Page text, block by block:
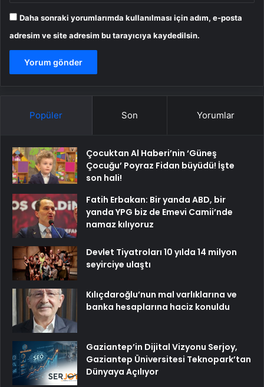
Daha sonraki yorumlarımda kullanılması için adım, e-posta
adresim ve site adresim bu tarayıcıya kaydedilsin.
Popüler Son Yorumlar
Çocuktan Al Haberi’nin ‘Güneş
Çocuğu’ Poyraz Fidan büyüdü! İşte
son hali!
Fatih Erbakan: Bir yanda ABD, bir
yanda YPG biz de Emevi Camii’nde
namaz kılıyoruz
Devlet Tiyatroları 10 yılda 14 milyon
seyirciye ulaştı
Kılıçdaroğlu’nun mal varlıklarına ve
banka hesaplarına haciz konuldu
Gaziantep’in Dijital Vizyonu Serjoy,
Gaziantep Üniversitesi Teknopark’tan
Dünyaya Açılıyor